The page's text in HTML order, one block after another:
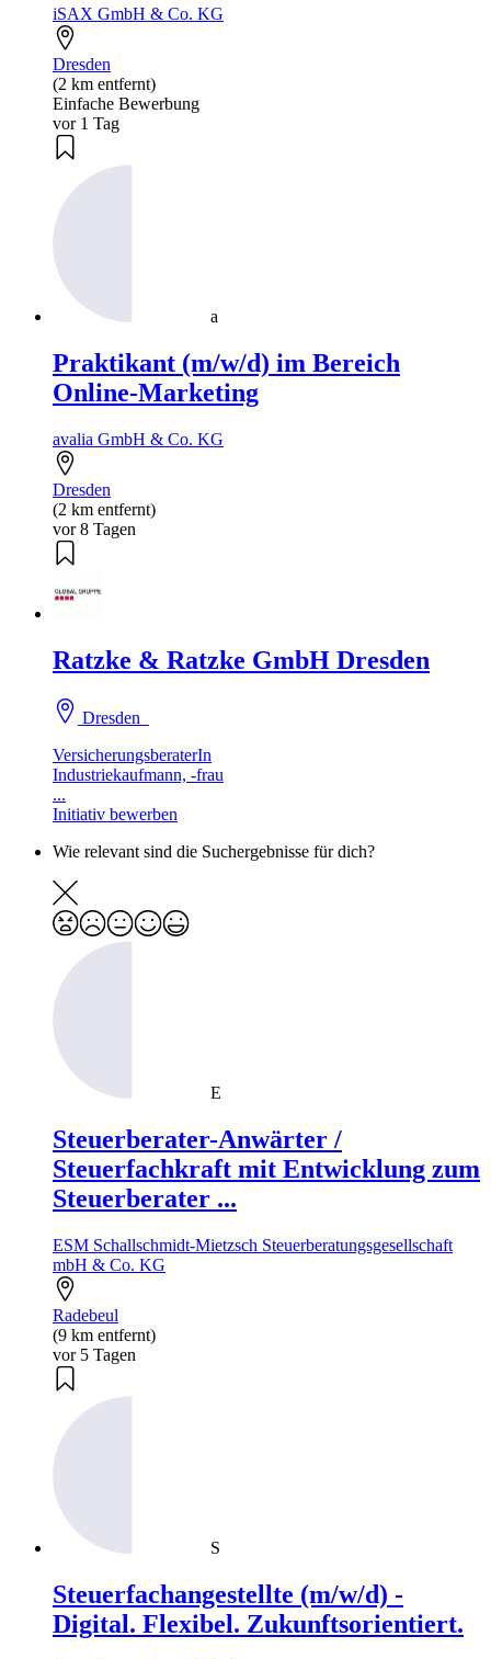
iSAX GmbH & Co. KG
Dresden
(2 km entfernt)
Einfache Bewerbung
vor 1 Tag
a
Praktikant (m/w/d) im Bereich
Online-Marketing
avalia GmbH & Co. KG
Dresden
(2 km entfernt)
vor 8 Tagen
Ratzke & Ratzke GmbH Dresden
Dresden
VersicherungsberaterIn
Industriekaufmann, -frau
...
Initiativ bewerben
Wie relevant sind die Suchergebnisse für dich?
E
Steuerberater-Anwärter /
Steuerfachkraft mit Entwicklung zum
Steuerberater ...
ESM Schallschmidt-Mietzsch Steuerberatungsgesellschaft
mbH & Co. KG
Radebeul
(9 km entfernt)
vor 5 Tagen
S
Steuerfachangestellte (m/w/d) -
Digital. Flexibel. Zukunftsorientiert.